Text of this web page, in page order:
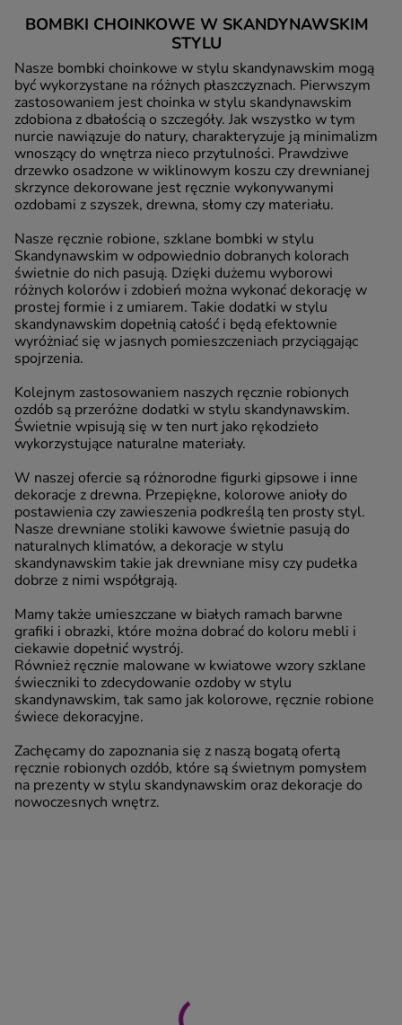
BOMBKI CHOINKOWE W SKANDYNAWSKIM
STYLU
Nasze bombki choinkowe w stylu skandynawskim mogą
być wykorzystane na różnych płaszczyznach. Pierwszym
zastosowaniem jest choinka w stylu skandynawskim
zdobiona z dbałością o szczegóły. Jak wszystko w tym
nurcie nawiązuje do natury, charakteryzuje ją minimalizm
wnoszący do wnętrza nieco przytulności. Prawdziwe
drzewko osadzone w wiklinowym koszu czy drewnianej
skrzynce dekorowane jest ręcznie wykonywanymi
ozdobami z szyszek, drewna, słomy czy materiału.
Nasze ręcznie robione, szklane bombki w stylu
Skandynawskim w odpowiednio dobranych kolorach
świetnie do nich pasują. Dzięki dużemu wyborowi
różnych kolorów i zdobień można wykonać dekorację w
prostej formie i z umiarem. Takie dodatki w stylu
skandynawskim dopełnią całość i będą efektownie
wyróżniać się w jasnych pomieszczeniach przyciągając
spojrzenia.
Kolejnym zastosowaniem naszych ręcznie robionych
ozdób są przeróżne dodatki w stylu skandynawskim.
Świetnie wpisują się w ten nurt jako rękodzieło
wykorzystujące naturalne materiały.
W naszej ofercie są różnorodne figurki gipsowe i inne
dekoracje z drewna. Przepiękne, kolorowe anioły do
postawienia czy zawieszenia podkreślą ten prosty styl.
Nasze drewniane stoliki kawowe świetnie pasują do
naturalnych klimatów, a dekoracje w stylu
skandynawskim takie jak drewniane misy czy pudełka
dobrze z nimi współgrają.
Mamy także umieszczane w białych ramach barwne
grafiki i obrazki, które można dobrać do koloru mebli i
ciekawie dopełnić wystrój.
Również ręcznie malowane w kwiatowe wzory szklane
świeczniki to zdecydowanie ozdoby w stylu
skandynawskim, tak samo jak kolorowe, ręcznie robione
świece dekoracyjne.
Zachęcamy do zapoznania się z naszą bogatą ofertą
ręcznie robionych ozdób, które są świetnym pomysłem
na prezenty w stylu skandynawskim oraz dekoracje do
nowoczesnych wnętrz.